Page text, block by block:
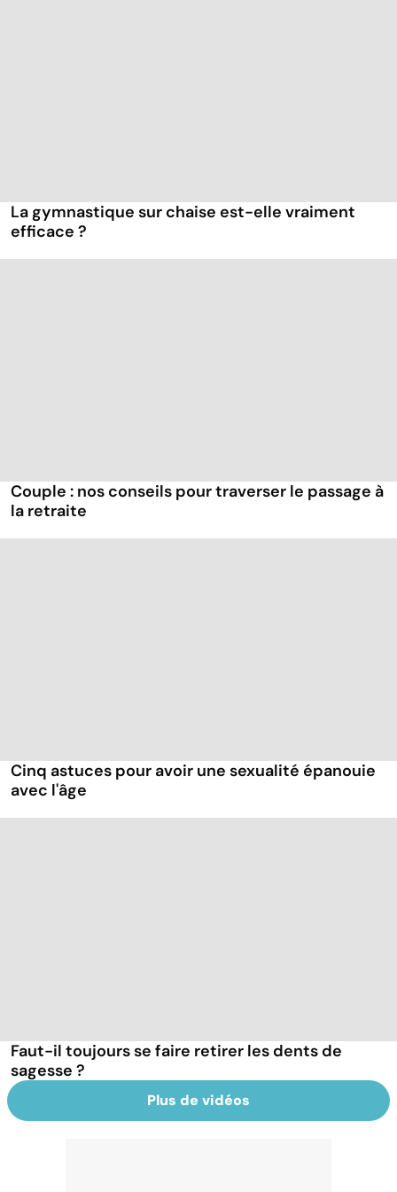
La gymnastique sur chaise est-elle vraiment
efficace ?
Couple : nos conseils pour traverser le passage à
la retraite
Cinq astuces pour avoir une sexualité épanouie
avec l'âge
Faut-il toujours se faire retirer les dents de
sagesse ?
Plus de vidéos